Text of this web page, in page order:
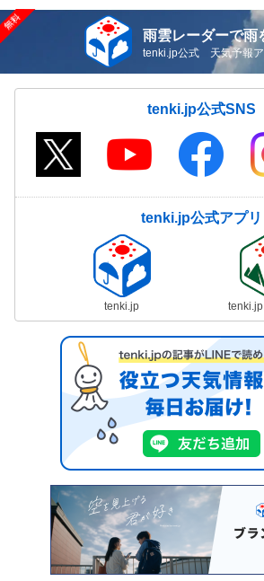
雨雲レーダーで雨
tenki.jp公式 天気予報ア
tenki.jp公式SNS
tenki.jp公式アプリ
tenki.jp